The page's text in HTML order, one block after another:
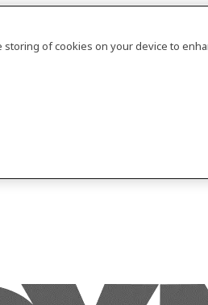
storing of cookies on your device to